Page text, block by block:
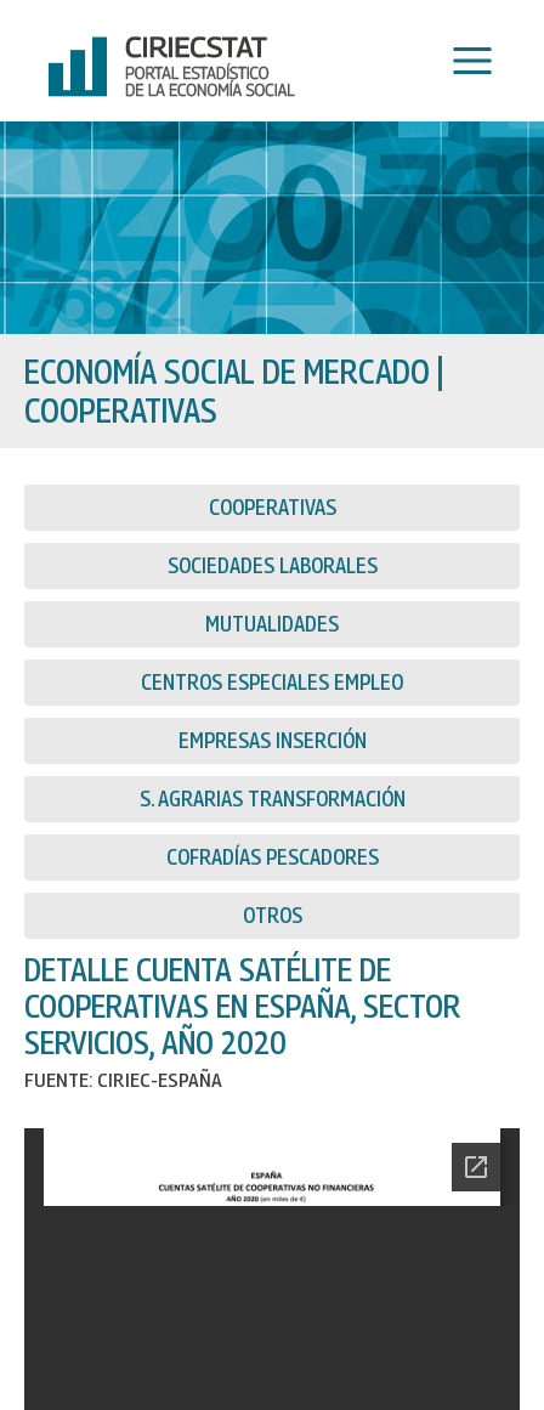
contenido
ECONOMÍA SOCIAL DE MERCADO
COOPERATIVAS
COOPERATIVAS
SOCIEDADES LABORALES
MUTUALIDADES
CENTROS ESPECIALES EMPLEO
EMPRESAS INSERCIÓN
S. AGRARIAS TRANSFORMACIÓN
COFRADÍAS PESCADORES
OTROS
DETALLE CUENTA SATÉLITE DE
COOPERATIVAS EN ESPAÑA, SECTOR
SERVICIOS, AÑO 2020
FUENTE: CIRIEC-ESPAÑA